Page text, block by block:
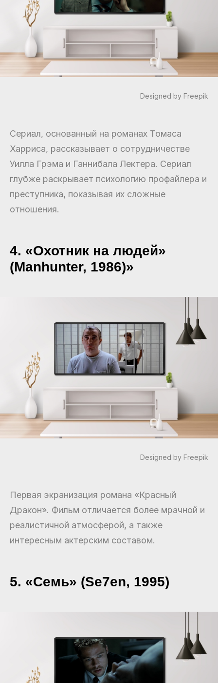
Designed by Freepik
Сериал, основанный на романах Томаса
Харриса, рассказывает о сотрудничестве
Уилла Грэма и Ганнибала Лектера. Сериал
глубже раскрывает психологию профайлера и
преступника, показывая их сложные
отношения.
4. «Охотник на людей»
(Manhunter, 1986)»
Designed by Freepik
Первая экранизация романа «Красный
Дракон». Фильм отличается более мрачной и
реалистичной атмосферой, а также
интересным актерским составом.
5. «Семь» (Se7en, 1995)